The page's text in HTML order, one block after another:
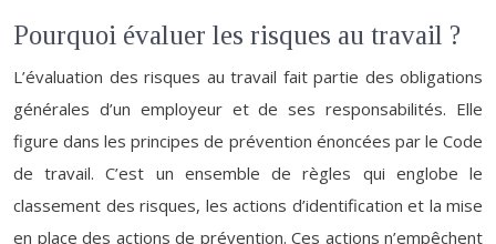
Pourquoi évaluer les risques au travail ?
L’évaluation des risques au travail fait partie des obligations
générales d’un employeur et de ses responsabilités. Elle
figure dans les principes de prévention énoncées par le Code
de travail. C’est un ensemble de règles qui englobe le
classement des risques, les actions d’identification et la mise
en place des actions de prévention. Ces actions n’empêchent